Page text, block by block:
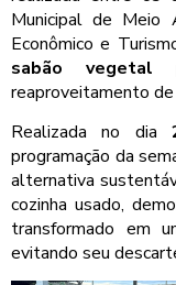
Municipal de Meio
Econômico e
sabão vegetal
reaproveitamento
Realizada no dia
programação da
alternativa
cozinha usado,
transformado em
evitando seu